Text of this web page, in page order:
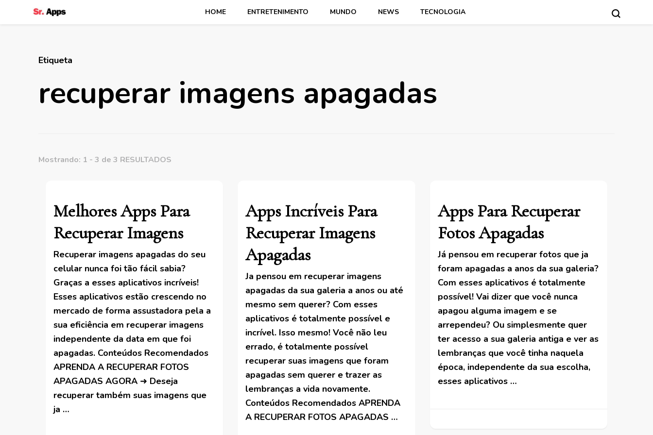
HOME ENTRETENIMENTO MUNDO NEWS TECNOLOGIA
Etiqueta
recuperar imagens apagadas
Mostrando: 1 - 3 de 3 RESULTADOS
Melhores Apps Para
Recuperar Imagens
Recuperar imagens apagadas do seu
celular nunca foi tão fácil sabia?
Graças a esses aplicativos incríveis!
Esses aplicativos estão crescendo no
mercado de forma assustadora pela a
sua eficiência em recuperar imagens
independente da data em que foi
apagadas. Conteúdos Recomendados
APRENDA A RECUPERAR FOTOS
APAGADAS AGORA ➜ Deseja
recuperar também suas imagens que
ja …
Apps Incríveis Para
Recuperar Imagens
Apagadas
Ja pensou em recuperar imagens
apagadas da sua galeria a anos ou até
mesmo sem querer? Com esses
aplicativos é totalmente possível e
incrível. Isso mesmo! Você não leu
errado, é totalmente possível
recuperar suas imagens que foram
apagadas sem querer e trazer as
lembranças a vida novamente.
Conteúdos Recomendados APRENDA
A RECUPERAR FOTOS APAGADAS …
Apps Para Recuperar
Fotos Apagadas
Já pensou em recuperar fotos que ja
foram apagadas a anos da sua galeria?
Com esses aplicativos é totalmente
possível! Vai dizer que você nunca
apagou alguma imagem e se
arrependeu? Ou simplesmente quer
ter acesso a sua galeria antiga e ver as
lembranças que você tinha naquela
época, independente da sua escolha,
esses aplicativos …